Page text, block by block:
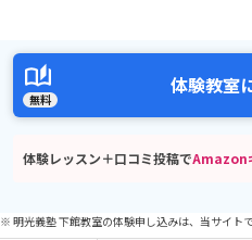
無料
体験教室
体験レッスン＋口コミ投稿でAmazon
※ 明光義塾 下館教室の体験申し込みは、当サイト